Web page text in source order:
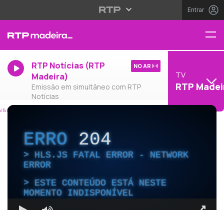
Entrar
RTP Notícias (RTP
Madeira)
Emissão em simultâneo com RTP
Notícias
NO AR
TV
RTP
ERRO204
HLS.JS FATAL ERROR - NETWORK
ERROR
ESTE CONTEÚDO ESTÁ NESTE
MOMENTO INDISPONÍVEL